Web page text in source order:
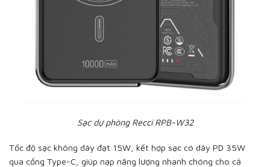
Sạc dự phòng Recci RPB-W32
Tốc độ sạc không dây đạt 15W, kết hợp sạc có dây PD 35W
qua cổng Type-C, giúp nạp năng lượng nhanh chóng cho cả